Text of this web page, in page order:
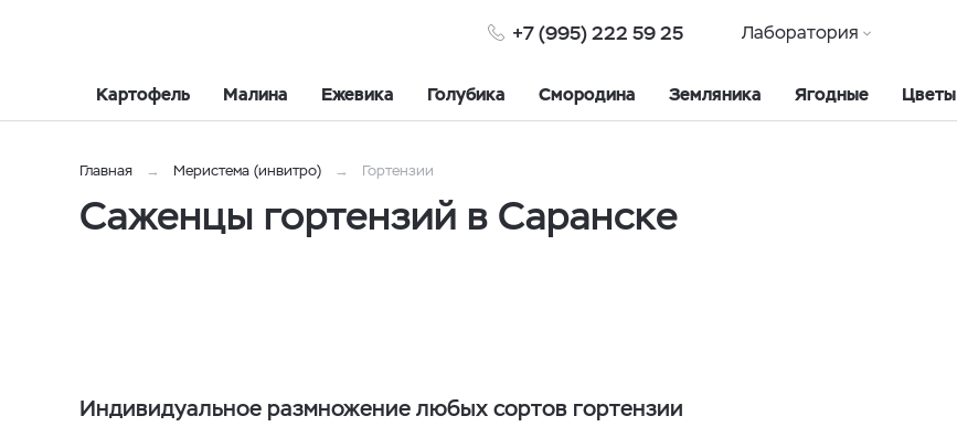
+7 (995) 222 59 25 Лаборатория
Картофель Малина Ежевика Голубика Смородина Земляника Ягодные Цветы
Главная Меристема (инвитро) Гортензии
Саженцы гортензий в Саранске
Индивидуальное размножение любых сортов гортензии